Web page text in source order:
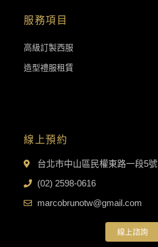
服務項目
高級訂製西服
造型禮服租賃
線上預約
台北市中山區民權東路一段5號
(02) 2598-0616
marcobrunotw@gmail.com
線上諮詢